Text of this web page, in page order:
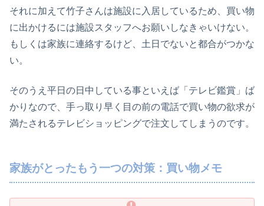
それに加えて竹子さんは施設に入居しているため、買い物
に出かけるには施設スタッフへお願いしなきゃいけない。
もしくは家族に連絡するけど、土日でないと都合がつかな
い。
そのうえ平日の日中している事といえば「テレビ鑑賞」ば
かりなので、手っ取り早く目の前の電話で買い物の欲求が
満たされるテレビショッピングで注文してしまうのです。
家族がとったもう一つの対策：買い物メモ